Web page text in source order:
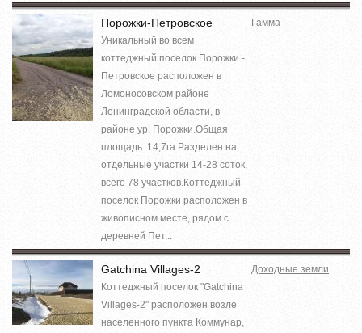
Порожки-Петровское
Уникальный во всем
коттеджный поселок Порожки -
Петровское расположен в
Ломоносовском районе
Ленинградской области, в
районе ур. Порожки.Общая
площадь: 14,7га.Разделен на
отдельные участки 14-28 соток,
всего 78 участков.Коттеджный
поселок Порожки расположен в
живописном месте, рядом с
деревней Пет...
Гамма
Gatchina Villages-2
Коттеджный поселок "Gatchina
Villages-2" расположен возле
населенного пункта Коммунар,
Доходные земли